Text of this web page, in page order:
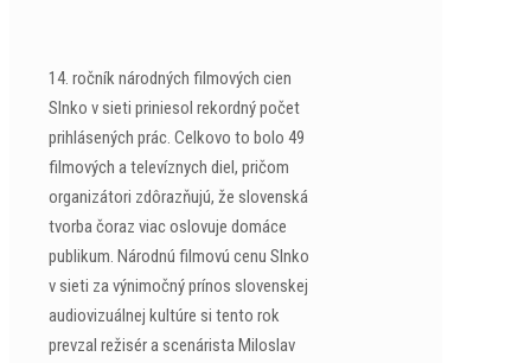
14. ročník národných filmových cien
Slnko v sieti priniesol rekordný počet
prihlásených prác. Celkovo to bolo 49
filmových a televíznych diel, pričom
organizátori zdôrazňujú, že slovenská
tvorba čoraz viac oslovuje domáce
publikum. Národnú filmovú cenu Slnko
v sieti za výnimočný prínos slovenskej
audiovizuálnej kultúre si tento rok
prevzal režisér a scenárista Miloslav